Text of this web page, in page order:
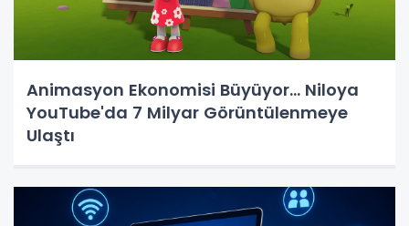
Animasyon Ekonomisi Büyüyor... Niloya
YouTube'da 7 Milyar Görüntülenmeye
Ulaştı